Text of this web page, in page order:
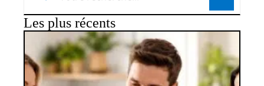
Les plus récents